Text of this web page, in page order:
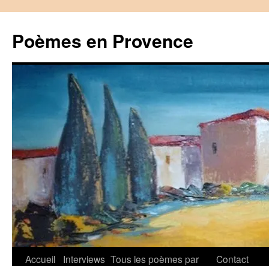
contenu
Poèmes en Provence
Accueil Interviews Tous les poèmes par
Contact